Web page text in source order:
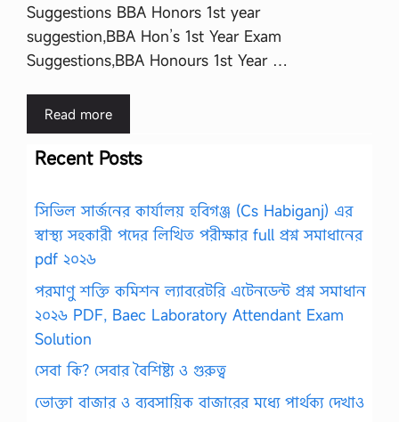
Suggestions BBA Honors 1st year
suggestion,BBA Hon’s 1st Year Exam
Suggestions,BBA Honours 1st Year …
Read more
Recent Posts
সিভিল সার্জনের কার্যালয় হবিগঞ্জ (Cs Habiganj) এর
স্বাস্থ্য সহকারী পদের লিখিত পরীক্ষার full প্রশ্ন সমাধানের
pdf ২০২৬
পরমাণু শক্তি কমিশন ল্যাবরেটরি এটেনডেন্ট প্রশ্ন সমাধান
২০২৬ PDF, Baec Laboratory Attendant Exam
Solution
সেবা কি? সেবার বৈশিষ্ট্য ও গুরুত্ব
ভোক্তা বাজার ও ব্যবসায়িক বাজারের মধ্যে পার্থক্য দেখাও